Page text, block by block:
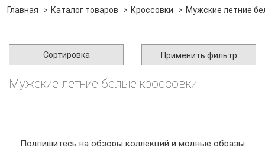
Главная Каталог товаров Кроссовки Мужские летние
Сортировка Применить фильтр
Мужские летние белые кроссовки
Подпишитесь на обзоры коллекций и модные образы